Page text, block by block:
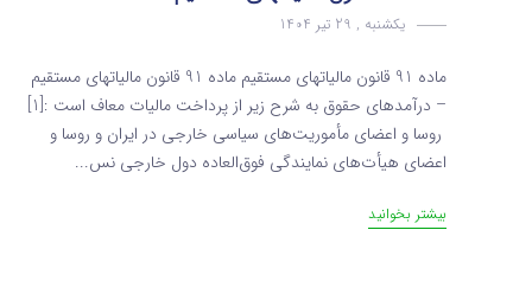
یکشنبه , 29 تیر 1404
ماده 91 قانون مالیاتهای مستقیم ماده 91 قانون مالیاتهای مستقیم
– درآمدهای حقوق به شرح زیر از پرداخت مالیات معاف است :[1]
روسا و اعضای مأموریت‌های سیاسی خارجی در ایران و روسا و
اعضای هیأت‌های نمایندگی فوق‌العاده دول خارجی نس...
بیشتر بخوانید